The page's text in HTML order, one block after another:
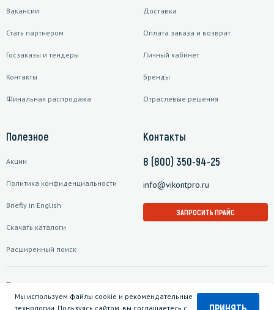
Вакансии
Стать партнером
Госзаказы и тендеры
Контакты
Финальная распродажа
Доставка
Оплата заказа и возврат
Личный кабинет
Бренды
Отраслевые решения
Полезное
Акции
Политика конфиденциальности
Briefly in English
Скачать каталоги
Расширенный поиск
Контакты
8 (800) 350-94-25
info@vikontpro.ru
ЗАПРОСИТЬ ПРАЙС
Подписаться на рассылку
Мы используем файлы cookie и рекомендательные
технологии. Пользуясь сайтом, вы соглашаетесь с